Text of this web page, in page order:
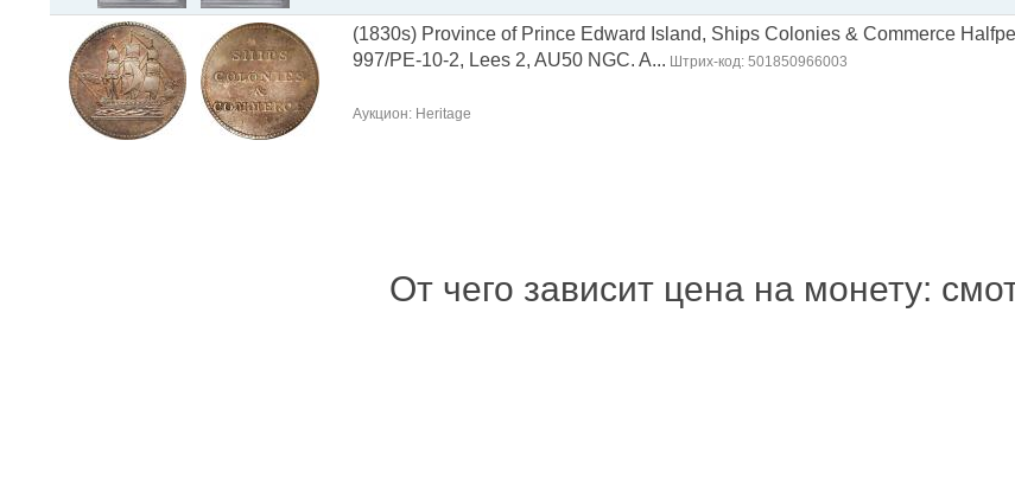
(1830s) Province of Prince Edward Island, Ships Colonies & Commerce
997/PE-10-2, Lees 2, AU50 NGC. A... Штрих-код: 501850966003
Аукцион: Heritage
От чего зависит цена на монету: